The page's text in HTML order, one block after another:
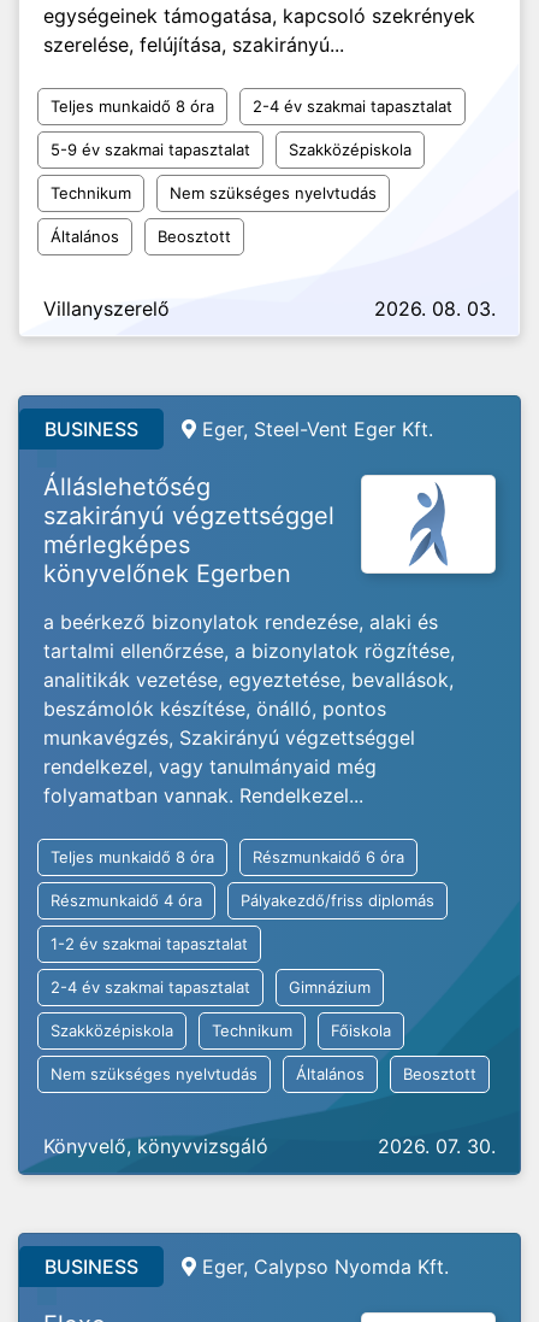
egységeinek támogatása, kapcsoló szekrények
szerelése, felújítása, szakirányú...
Teljes munkaidő 8 óra 2-4 év szakmai tapasztalat
5-9 év szakmai tapasztalat Szakközépiskola
Technikum Nem szükséges nyelvtudás
Általános Beosztott
Villanyszerelő 2026. 08. 03.
BUSINESS Eger, Steel-Vent Eger Kft.
Álláslehetőség
szakirányú végzettséggel
mérlegképes
könyvelőnek Egerben
a beérkező bizonylatok rendezése, alaki és
tartalmi ellenőrzése, a bizonylatok rögzítése,
analitikák vezetése, egyeztetése, bevallások,
beszámolók készítése, önálló, pontos
munkavégzés, Szakirányú végzettséggel
rendelkezel, vagy tanulmányaid még
folyamatban vannak. Rendelkezel...
Teljes munkaidő 8 óra Részmunkaidő 6 óra
Részmunkaidő 4 óra Pályakezdő/friss diplomás
1-2 év szakmai tapasztalat
2-4 év szakmai tapasztalat Gimnázium
Szakközépiskola Technikum Főiskola
Nem szükséges nyelvtudás Általános Beosztott
Könyvelő, könyvvizsgáló 2026. 07. 30.
BUSINESS Eger, Calypso Nyomda Kft.